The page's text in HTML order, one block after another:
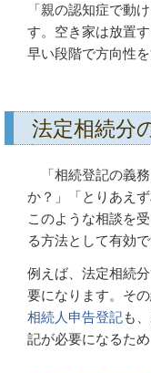
「親の認知症で動
す。空き家は放置
早い段階で方向性
法定相続分
「相続登記の義務
か？」「とりあえ
このような相談を
る方法として有効
例えば、法定相続
要になります。そ
相続人申告登記も
記が必要になるた